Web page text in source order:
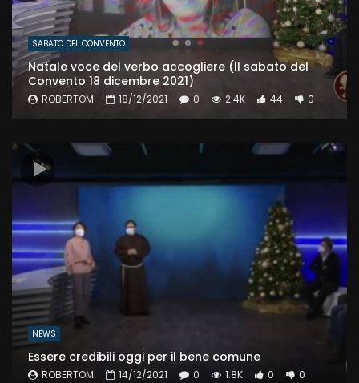
SABATO DEL CONVENTO
Natale voce del verbo accogliere (Il sabato del
Convento 18 dicembre 2021)
ROBERTOM 18/12/2021 0 2.4K 44 0
NEWS
Essere credibili oggi per il bene comune
ROBERTOM 14/12/2021 0 1.8K 0 0